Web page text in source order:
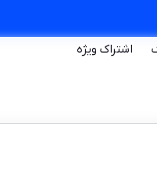
اشتراک ویژه